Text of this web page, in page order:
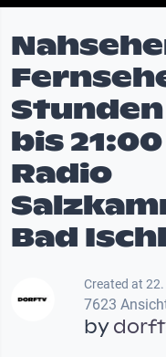
bis
Radio
Bad Ischl
Created at
7623
by